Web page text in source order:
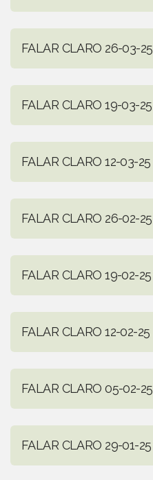
FALAR CLARO 26-03-25
FALAR CLARO 19-03-25
FALAR CLARO 12-03-25
FALAR CLARO 26-02-25
FALAR CLARO 19-02-25
FALAR CLARO 12-02-25
FALAR CLARO 05-02-25
FALAR CLARO 29-01-25